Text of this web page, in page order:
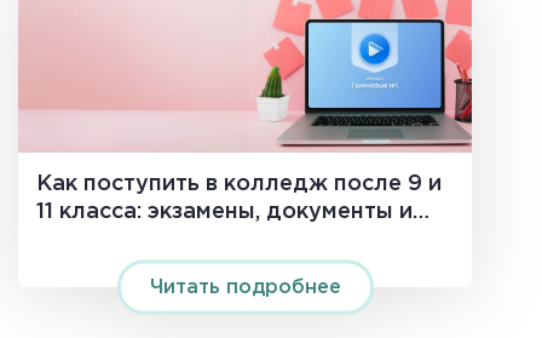
Как поступить в колледж после 9 и
11 класса: экзамены, документы и
Читать подробнее